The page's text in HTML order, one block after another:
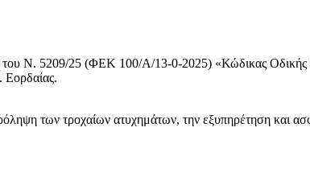
Ν. 5209/25 (ΦΕΚ 100/A/13-0-2025) «Κώδικας Οδικής
των τροχαίων ατυχημάτων, την εξυπηρέτηση και